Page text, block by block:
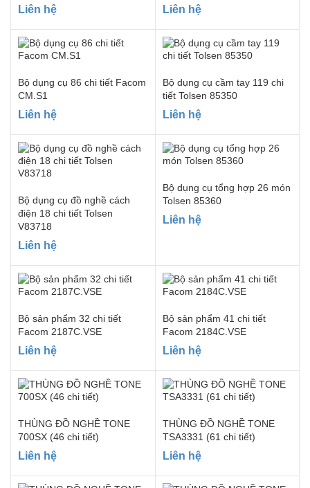
Liên hệ Liên hệ
Bộ dụng cụ 86 chi tiết Facom
CM.S1
Liên hệ
Bộ dụng cụ cầm tay 119 chi
tiết Tolsen 85350
Liên hệ
Bộ dụng cụ đồ nghề cách
điện 18 chi tiết Tolsen
V83718
Liên hệ
Bộ dụng cụ tổng hợp 26 món
Tolsen 85360
Liên hệ
Bộ sản phẩm 32 chi tiết
Facom 2187C.VSE
Liên hệ
Bộ sản phẩm 41 chi tiết
Facom 2184C.VSE
Liên hệ
THÙNG ĐỒ NGHỀ TONE
700SX (46 chi tiết)
Liên hệ
THÙNG ĐỒ NGHỀ TONE
TSA3331 (61 chi tiết)
Liên hệ